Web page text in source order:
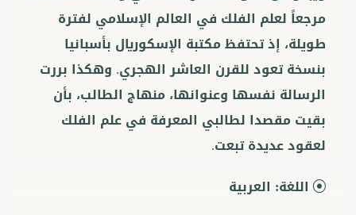
مرجعاً لعلم الفلك في العالم الإسلامي لفترة
طويلة، إذ تحتفظ مكتبة الإسكوريال بأسبانيا
بنسخة تعود للقرن العاشر الهجري. وهكذا بررت
الرسالة نفسها وعنوانها، منهاج الطالب، بأن
بقيت مقصدا لطالبي المعرفة في علم الفلك
لعقود عديدة تبعت.
اللغة:العربية